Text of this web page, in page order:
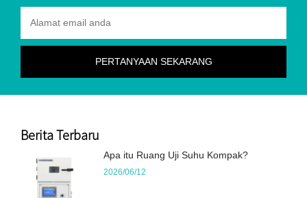
Berita Terbaru
Apa itu Ruang Uji Suhu Kompak?
2026/06/12